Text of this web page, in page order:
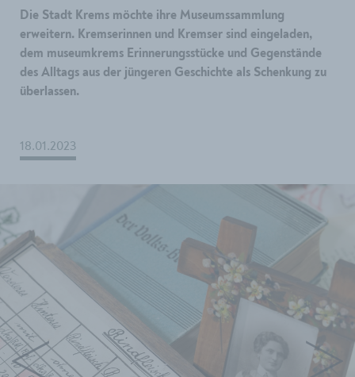
Die Stadt Krems möchte ihre Museumssammlung
erweitern. Kremserinnen und Kremser sind eingeladen,
dem museumkrems Erinnerungsstücke und Gegenstände
des Alltags aus der jüngeren Geschichte als Schenkung zu
überlassen.
18.01.2023